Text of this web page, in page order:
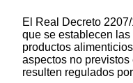
El Real Decreto
que se establecen
productos
aspectos no
resulten regulados